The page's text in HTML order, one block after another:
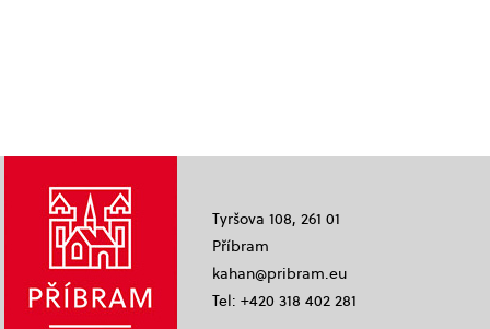
Tyršova 108, 261 01
Příbram
kahan@pribram.eu
Tel: +420 318 402 281